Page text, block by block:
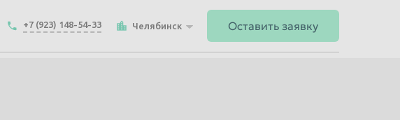
+7 (923) 148-54-33 Челябинск Оставить заявку